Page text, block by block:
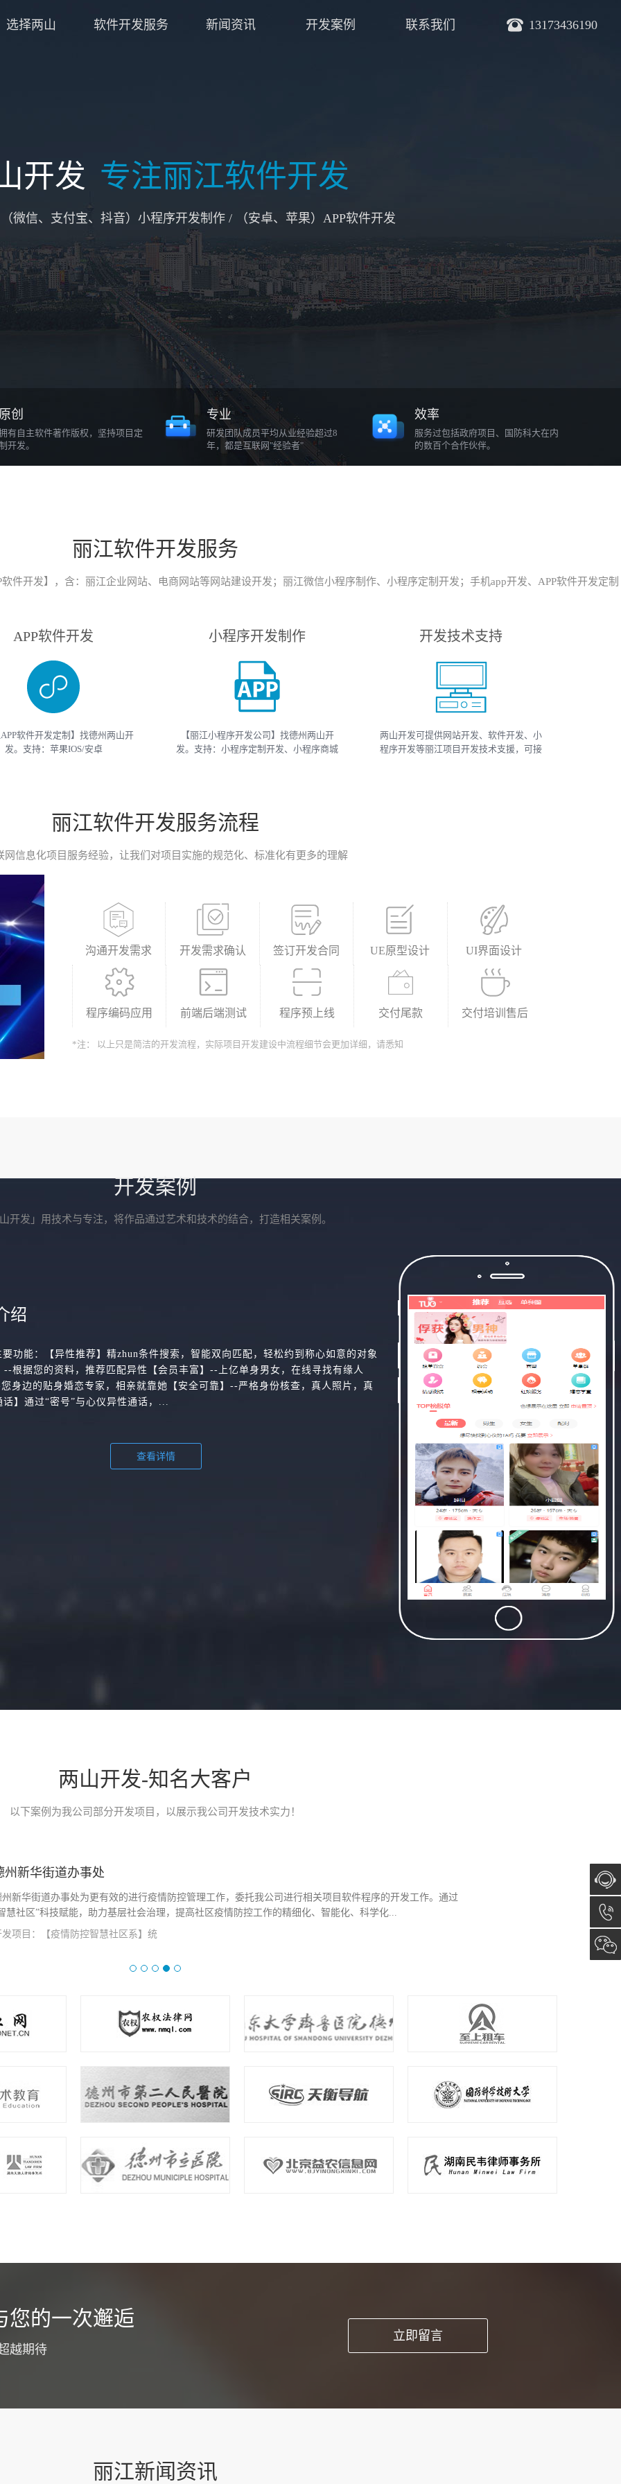
13173436190
选择两山 软件开发服务 新闻资讯 开发案例 联系我们
开发 专注丽江软件开发
微信、支付宝、抖音）小程序开发制作 / （安卓、苹果）APP软件开发
创
有自主软件著作版权，坚持项目定
开发。
专业
研发团队成员平均从业经验超过8
年，都是互联网"经验者"
效率
服务过包括政府项目、国防科大在内
的数百个合作伙伴。
丽江软件开发服务
件开发】，含：丽江企业网站、电商网站等网站建设开发；丽江微信小程序制作、小程序定制开发；手机app开发、APP软件开发定制
APP软件开发
软件开发定制】找德州两山开
发。支持：苹果IOS/安卓
小程序开发制作
【丽江小程序开发公司】找德州两山开
发。支持：小程序定制开发、小程序商城
开发技术支持
两山开发可提供网站开发、软件开发、小
程序开发等丽江项目开发技术支援，可接
丽江软件开发服务流程
网信息化项目服务经验，让我们对项目实施的规范化、标准化有更多的理解
沟通开发需求 开发需求确认 签订开发合同 UE原型设计 UI界面设计
程序编码应用 前端后端测试 程序预上线 交付尾款 交付培训售后
*注： 以上只是简洁的开发流程，实际项目开发建设中流程细节会更加详细，请悉知
开发案例
开发」用技术与专注，将作品通过艺术和技术的结合，打造相关案例。
绍
功能：【异性推荐】精zhun条件搜索，智能双向匹配，轻松约到称心如意的对象
--根据您的资料，推荐匹配异性【会员丰富】--上亿单身男女，在线寻找有缘人
身边的贴身婚恋专家，相亲就靠她【安全可靠】--严格身份核查，真人照片，真
】通过“密号”与心仪异性通话，...
查看详情
查看详情
优化工作职能，同时提高广大客户服务体验，通常都会选择货运app开发这种方
，目的就是为了节省整个工作流程成本投入，降低工作压力，同时能提高工作品
为了确保整个开发过程更为专业和顺利，建议明确下面这些具体要求和细节。1、
两山开发-知名大客户
以下案例为我公司部分开发项目，以展示我公司开发技术实力！
州市卫生健康委员会
山开发为德州卫生健康委员会开发 智慧卫监系统：七大板块（1、医废在线监管 2、职业卫生在线监管 3、餐
具集中消毒 在线监管 4、公共场所在线监管 5、放射性场所在线监管 7、游泳场所水质在线监管 8、医疗美容
构在线监管 ）以有效的进行监管工作...
您的一次邂逅
越期待
立即留言
丽江新闻资讯
在线咨
询